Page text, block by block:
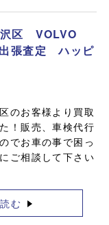
沢区 VOLVO
張査定 ハッピ
のお客様より買取
！販売、車検代行
でお車の事で困っ
ご相談して下さい
む